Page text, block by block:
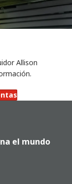
Allison
el mundo